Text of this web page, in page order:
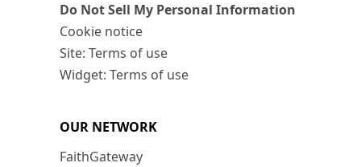
Do Not Sell My Personal Information
Cookie notice
Site: Terms of use
Widget: Terms of use
OUR NETWORK
FaithGateway